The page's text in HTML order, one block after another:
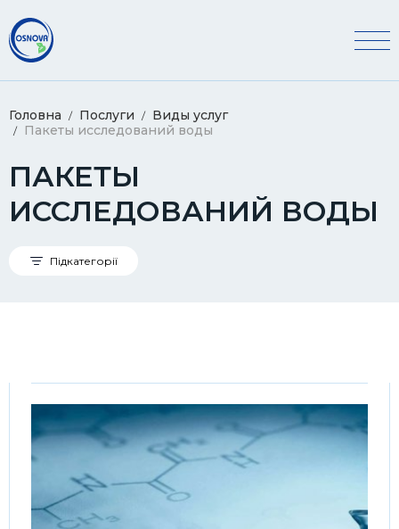
Головна Послуги
Виды услуг
Пакеты исследований воды
ПАКЕТЫ
ИССЛЕДОВАНИЙ ВОДЫ
Підкатегорії